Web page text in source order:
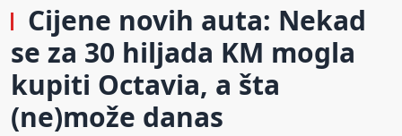
Cijene novih auta: Nekad
se za 30 hiljada KM mogla
kupiti Octavia, a šta
(ne)može danas